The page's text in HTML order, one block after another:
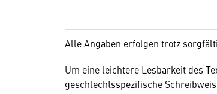
Alle Angaben erfolgen trotz
Um eine leichtere Lesbarkeit des
geschlechtsspezifische